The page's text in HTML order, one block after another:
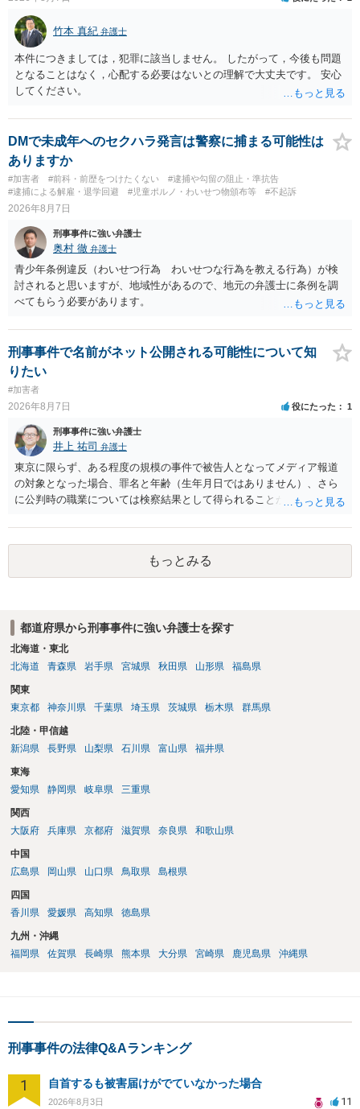
竹本 真紀 弁護士
本件につきましては，犯罪に該当しません。 したがって，今後も問題
となることはなく，心配する必要はないとの理解で大丈夫です。 安心
してください。
DMで未成年へのセクハラ発言は警察に捕まる可能性は
ありますか
#加害者 #前科・前歴をつけたくない
#逮捕や勾留の阻止・準抗告
#逮捕による解雇・退学回避
#児童ポルノ・わいせつ物頒布等 #不起訴
2026年8月7日
刑事事件に強い弁護士
奥村 徹 弁護士
青少年条例違反（わいせつ行為 わいせつな行為を教える行為）が検
討されると思いますが、地域性があるので、地元の弁護士に条例を調
べてもらう必要があります。
刑事事件で名前がネット公開される可能性について知
りたい
#加害者
2026年8月7日 役にたった 1
刑事事件に強い弁護士
井上 祐司 弁護士
東京に限らず、ある程度の規模の事件で被告人となってメディア報道
の対象となった場合、罪名と年齢（生年月日ではありません）、さら
に公判時の職業については検察結果として得られることが通常です。
もっとみる
都道府県から刑事事件に強い弁護士を探す
北海道・東北
北海道
青森県 岩手県 宮城県 秋田県 山形県 福島県
関東
東京都
神奈川県 千葉県 埼玉県 茨城県 栃木県 群馬県
北陸・甲信越
新潟県
長野県 山梨県 石川県 富山県 福井県
東海
愛知県
静岡県 岐阜県 三重県
関西
大阪府
兵庫県 京都府 滋賀県 奈良県 和歌山県
中国
広島県
岡山県 山口県 鳥取県 島根県
四国
香川県
愛媛県 高知県 徳島県
九州・沖縄
福岡県
佐賀県 長崎県 熊本県 大分県 宮崎県 鹿児島県 沖縄県
刑事事件の法律Q&Aランキング
1 自首するも被害届けがでていなかった場合
2026年8月3日 11